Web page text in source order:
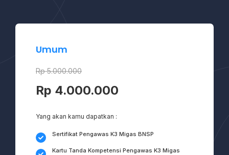
Umum
Rp 5.000.000
Rp 4.000.000
Yang akan kamu dapatkan :
Sertifikat Pengawas K3 Migas BNSP
Kartu Tanda Kompetensi Pengawas K3 Migas